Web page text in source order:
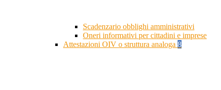
Scadenzario obblighi amministrativi
Oneri informativi per cittadini e imprese
Attestazioni OIV o struttura analoga 8